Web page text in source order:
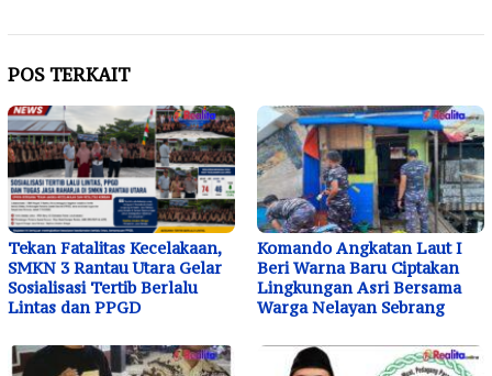
POS TERKAIT
Tekan Fatalitas Kecelakaan,
SMKN 3 Rantau Utara Gelar
Sosialisasi Tertib Berlalu
Lintas dan PPGD
Komando Angkatan Laut I
Beri Warna Baru Ciptakan
Lingkungan Asri Bersama
Warga Nelayan Sebrang